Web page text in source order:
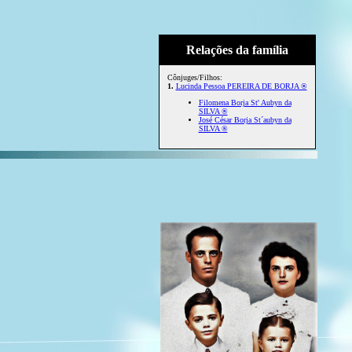
Relações da família
Cônjuges/Filhos:
1. Lucinda Pessoa PEREIRA DE BORJA ®
Filomena Borja St' Aubyn da
SILVA ®
José César Borja St´aubyn da
SILVA ®